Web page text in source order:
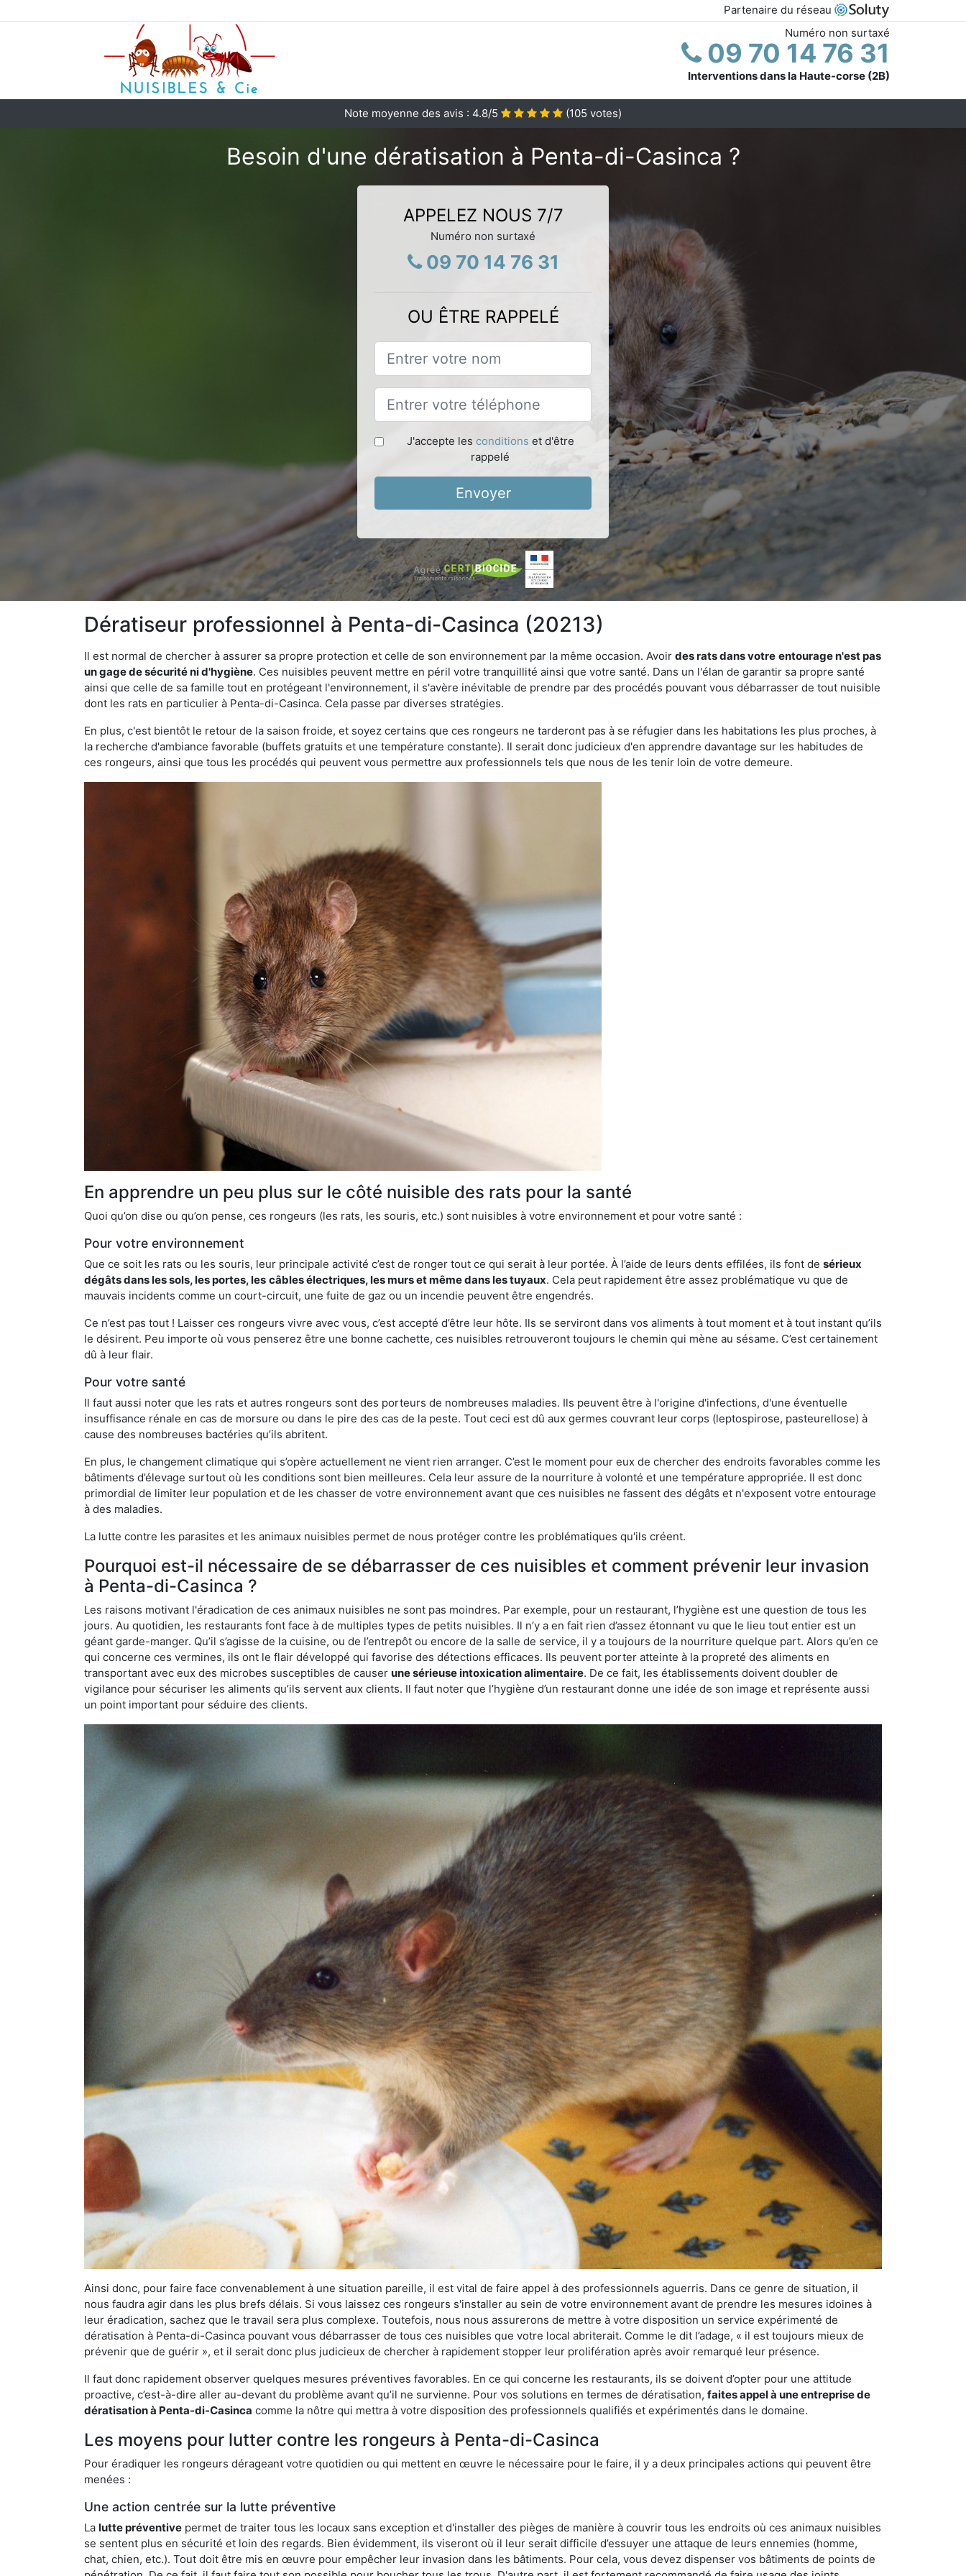
Partenaire du réseau
Numéro non surtaxé
09 70 14 76 31
Interventions dans la Haute-corse (2B)
Note moyenne des avis : 4.8/5 (105 votes)
Besoin d'une dératisation à Penta-di-Casinca ?
APPELEZ NOUS 7/7
Numéro non surtaxé
09 70 14 76 31
OU ÊTRE RAPPELÉ
J'accepte les conditions et d'être
rappelé
Envoyer
Dératiseur professionnel à Penta-di-Casinca (20213)
Il est normal de chercher à assurer sa propre protection et celle de son environnement par la même occasion. Avoir des rats dans votre entourage n'est pas
un gage de sécurité ni d'hygiène. Ces nuisibles peuvent mettre en péril votre tranquillité ainsi que votre santé. Dans un l'élan de garantir sa propre santé
ainsi que celle de sa famille tout en protégeant l'environnement, il s'avère inévitable de prendre par des procédés pouvant vous débarrasser de tout nuisible
dont les rats en particulier à Penta-di-Casinca. Cela passe par diverses stratégies.
En plus, c'est bientôt le retour de la saison froide, et soyez certains que ces rongeurs ne tarderont pas à se réfugier dans les habitations les plus proches, à
la recherche d'ambiance favorable (buffets gratuits et une température constante). Il serait donc judicieux d'en apprendre davantage sur les habitudes de
ces rongeurs, ainsi que tous les procédés qui peuvent vous permettre aux professionnels tels que nous de les tenir loin de votre demeure.
En apprendre un peu plus sur le côté nuisible des rats pour la santé
Quoi qu’on dise ou qu’on pense, ces rongeurs (les rats, les souris, etc.) sont nuisibles à votre environnement et pour votre santé :
Pour votre environnement
Que ce soit les rats ou les souris, leur principale activité c’est de ronger tout ce qui serait à leur portée. À l’aide de leurs dents effilées, ils font de sérieux
dégâts dans les sols, les portes, les câbles électriques, les murs et même dans les tuyaux. Cela peut rapidement être assez problématique vu que de
mauvais incidents comme un court-circuit, une fuite de gaz ou un incendie peuvent être engendrés.
Ce n’est pas tout ! Laisser ces rongeurs vivre avec vous, c’est accepté d’être leur hôte. Ils se serviront dans vos aliments à tout moment et à tout instant qu’ils
le désirent. Peu importe où vous penserez être une bonne cachette, ces nuisibles retrouveront toujours le chemin qui mène au sésame. C’est certainement
dû à leur flair.
Pour votre santé
Il faut aussi noter que les rats et autres rongeurs sont des porteurs de nombreuses maladies. Ils peuvent être à l'origine d'infections, d'une éventuelle
insuffisance rénale en cas de morsure ou dans le pire des cas de la peste. Tout ceci est dû aux germes couvrant leur corps (leptospirose, pasteurellose) à
cause des nombreuses bactéries qu’ils abritent.
En plus, le changement climatique qui s’opère actuellement ne vient rien arranger. C’est le moment pour eux de chercher des endroits favorables comme les
bâtiments d’élevage surtout où les conditions sont bien meilleures. Cela leur assure de la nourriture à volonté et une température appropriée. Il est donc
primordial de limiter leur population et de les chasser de votre environnement avant que ces nuisibles ne fassent des dégâts et n'exposent votre entourage
à des maladies.
La lutte contre les parasites et les animaux nuisibles permet de nous protéger contre les problématiques qu'ils créent.
Pourquoi est-il nécessaire de se débarrasser de ces nuisibles et comment prévenir leur invasion
à Penta-di-Casinca ?
Les raisons motivant l'éradication de ces animaux nuisibles ne sont pas moindres. Par exemple, pour un restaurant, l’hygiène est une question de tous les
jours. Au quotidien, les restaurants font face à de multiples types de petits nuisibles. Il n’y a en fait rien d’assez étonnant vu que le lieu tout entier est un
géant garde-manger. Qu’il s’agisse de la cuisine, ou de l’entrepôt ou encore de la salle de service, il y a toujours de la nourriture quelque part. Alors qu’en ce
qui concerne ces vermines, ils ont le flair développé qui favorise des détections efficaces. Ils peuvent porter atteinte à la propreté des aliments en
transportant avec eux des microbes susceptibles de causer une sérieuse intoxication alimentaire. De ce fait, les établissements doivent doubler de
vigilance pour sécuriser les aliments qu’ils servent aux clients. Il faut noter que l’hygiène d’un restaurant donne une idée de son image et représente aussi
un point important pour séduire des clients.
Ainsi donc, pour faire face convenablement à une situation pareille, il est vital de faire appel à des professionnels aguerris. Dans ce genre de situation, il
nous faudra agir dans les plus brefs délais. Si vous laissez ces rongeurs s'installer au sein de votre environnement avant de prendre les mesures idoines à
leur éradication, sachez que le travail sera plus complexe. Toutefois, nous nous assurerons de mettre à votre disposition un service expérimenté de
dératisation à Penta-di-Casinca pouvant vous débarrasser de tous ces nuisibles que votre local abriterait. Comme le dit l’adage, « il est toujours mieux de
prévenir que de guérir », et il serait donc plus judicieux de chercher à rapidement stopper leur prolifération après avoir remarqué leur présence.
Il faut donc rapidement observer quelques mesures préventives favorables. En ce qui concerne les restaurants, ils se doivent d’opter pour une attitude
proactive, c’est-à-dire aller au-devant du problème avant qu’il ne survienne. Pour vos solutions en termes de dératisation, faites appel à une entreprise de
dératisation à Penta-di-Casinca comme la nôtre qui mettra à votre disposition des professionnels qualifiés et expérimentés dans le domaine.
Les moyens pour lutter contre les rongeurs à Penta-di-Casinca
Pour éradiquer les rongeurs dérageant votre quotidien ou qui mettent en œuvre le nécessaire pour le faire, il y a deux principales actions qui peuvent être
menées :
Une action centrée sur la lutte préventive
La lutte préventive permet de traiter tous les locaux sans exception et d'installer des pièges de manière à couvrir tous les endroits où ces animaux nuisibles
se sentent plus en sécurité et loin des regards. Bien évidemment, ils viseront où il leur serait difficile d’essuyer une attaque de leurs ennemies (homme,
chat, chien, etc.). Tout doit être mis en œuvre pour empêcher leur invasion dans les bâtiments. Pour cela, vous devez dispenser vos bâtiments de points de